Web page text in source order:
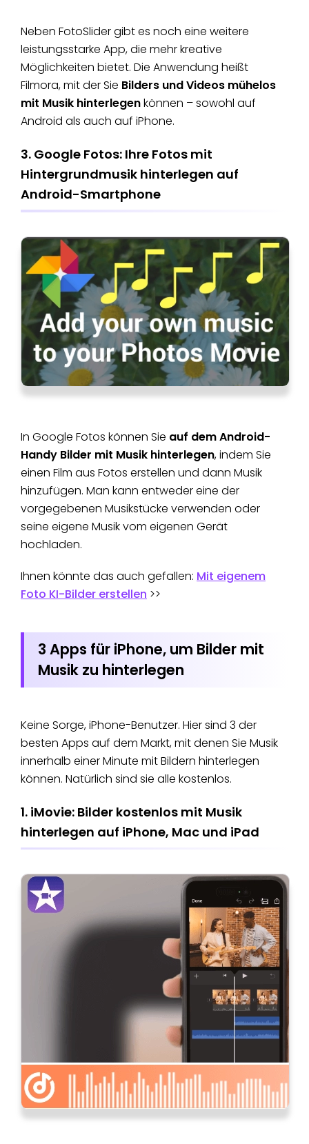
Neben FotoSlider gibt es noch eine weitere
leistungsstarke App, die mehr kreative
Möglichkeiten bietet. Die Anwendung heißt
Filmora, mit der Sie Bilders und Videos mühelos
mit Musik hinterlegenkönnen – sowohl auf
Android als auch auf iPhone.
3. Google Fotos: Ihre Fotos mit
Hintergrundmusik hinterlegen auf
Android-Smartphone
In Google Fotos können Sie auf dem Android-
Handy Bilder mit Musik hinterlegen, indem Sie
einen Film aus Fotos erstellen und dann Musik
hinzufügen. Man kann entweder eine der
vorgegebenen Musikstücke verwenden oder
seine eigene Musik vom eigenen Gerät
hochladen.
Ihnen könnte das auch gefallen: Mit eigenem
Foto KI-Bilder erstellen >>
3 Apps für iPhone, um Bilder mit
Musik zu hinterlegen
Keine Sorge, iPhone-Benutzer. Hier sind 3 der
besten Apps auf dem Markt, mit denen Sie Musik
innerhalb einer Minute mit Bildern hinterlegen​
können. Natürlich sind sie alle kostenlos.
1. iMovie: Bilder kostenlos mit Musik
hinterlegen auf iPhone, Mac und iPad